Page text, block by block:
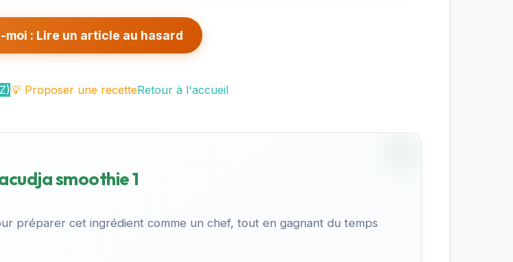
moi : Lire un article au hasard
💡 Proposer une recetteRetour à l'accueil
smoothie 1
préparer cet ingrédient comme un chef, tout en gagnant du temps